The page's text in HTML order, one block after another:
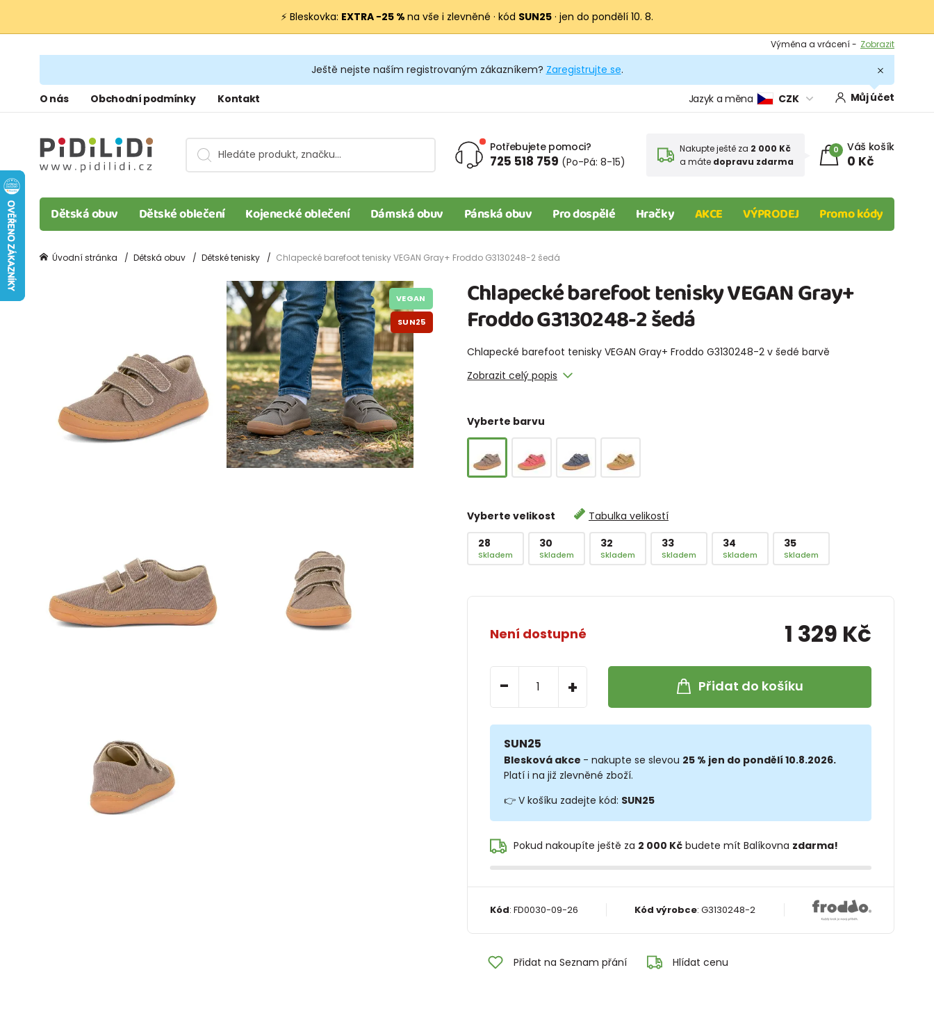
⚡ Bleskovka: EXTRA −25 % na vše i zlevněné · kód SUN25 · jen do pondělí 10. 8.
Výměna a vrácení - Zobrazit
Podmínky
Ještě nejste naším registrovaným zákazníkem? Zaregistrujte se.
O nás Obchodní podmínky Kontakt Jazyk a měna CZK Můj účet
Potřebujete pomoci?
725 518 759 (Po-Pá: 8-15)
Nakupte ještě za 2 000 Kč
a máte dopravu zdarma
0 Váš košík
0 Kč
Dětská obuv Dětské oblečení Kojenecké oblečení Dámská obuv Pánská obuv Pro dospělé Hračky AKCE VÝPRODEJ Promo kódy
Úvodní stránka Dětská obuv Dětské tenisky Chlapecké barefoot tenisky VEGAN Gray+ Froddo G3130248-2 šedá
Chlapecké barefoot tenisky VEGAN Gray+
Froddo G3130248-2 šedá
Chlapecké barefoot tenisky VEGAN Gray+ Froddo G3130248-2 v šedé barvě
Zobrazit celý popis
Vyberte barvu
Vyberte velikost
Tabulka velikostí
28
Skladem
30
Skladem
32
Skladem
33
Skladem
34
Skladem
35
Skladem
Není dostupné 1 329 Kč
- + Přidat do košíku
SUN25
Blesková akce - nakupte se slevou 25 % jen do pondělí 10.8.2026.
Platí i na již zlevněné zboží.
👉 V košíku zadejte kód: SUN25
Pokud nakoupíte ještě za 2 000 Kčbudete mít Balíkovna zdarma!
Kód: FD0030-09-26 Kód výrobce:G3130248-2
Přidat na Seznam přání Hlídat cenu
VEGAN
SUN25